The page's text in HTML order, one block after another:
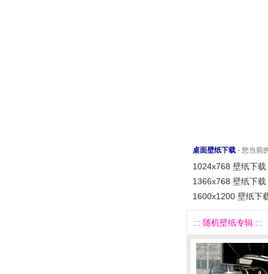
桌面壁纸下载 - 您当前
1024x768 壁纸下载
1366x768 壁纸下载
1600x1200 壁纸下
::: 随机壁纸专辑 :::